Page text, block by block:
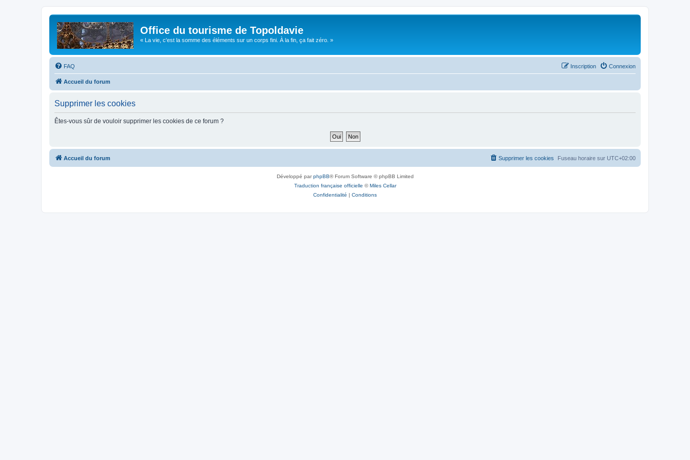
Office du tourisme de Topoldavie
« La vie, c'est la somme des éléments sur un corps fini. À la fin, ça fait zéro. »
FAQ Connexion
Inscription
Accueil du forum
Supprimer les cookies
Êtes-vous sûr de vouloir supprimer les cookies de ce forum ?
Accueil du forum Fuseau horaire sur UTC+02:00
Supprimer les cookies
Développé parphpBB® Forum Software © phpBB Limited
Traduction française officielle ©Miles Cellar
Confidentialité | Conditions